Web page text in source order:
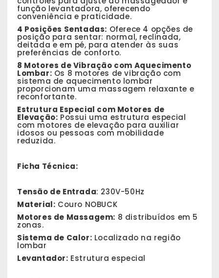
função levantadora, oferecendo
conveniência e praticidade.
4 Posições Sentadas: Oferece 4 opções de
posição para sentar: normal, reclinada,
deitada e em pé, para atender às suas
preferências de conforto.
8 Motores de Vibração com Aquecimento
Lombar: Os 8 motores de vibração com
sistema de aquecimento lombar
proporcionam uma massagem relaxante e
reconfortante.
Estrutura Especial com Motores de
Elevação: Possui uma estrutura especial
com motores de elevação para auxiliar
idosos ou pessoas com mobilidade
reduzida.
Ficha Técnica:
Tensão de Entrada: 230V-50Hz
Material: Couro NOBUCK
Motores de Massagem: 8 distribuídos em 5
zonas.
Sistema de Calor: Localizado na região
lombar
Levantador: Estrutura especial